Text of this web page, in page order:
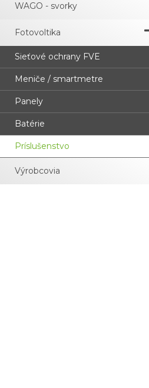
WAGO - svorky
Fotovoltika
Sieťové ochrany FVE
Meniče / smartmetre
Panely
Batérie
Príslušenstvo
Výrobcovia